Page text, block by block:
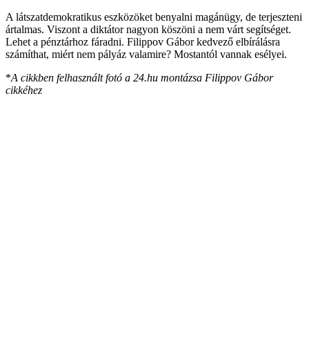
A látszatdemokratikus eszközöket benyalni magánügy, de terjeszteni
ártalmas. Viszont a diktátor nagyon köszöni a nem várt segítséget.
Lehet a pénztárhoz fáradni. Filippov Gábor kedvező elbírálásra
számíthat, miért nem pályáz valamire? Mostantól vannak esélyei.
*A cikkben felhasznált fotó a 24.hu montázsa Filippov Gábor
cikkéhez